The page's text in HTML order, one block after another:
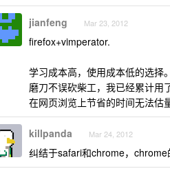
jianfeng Mar 23, 2012
firefox+vimperator.
学习成本高，使用成本低的选择。
磨刀不误砍柴工，我已经累计用
在网页浏览上节省的时间无法估量
killpanda Mar 24, 2012
纠结于safari和chrome，chrome